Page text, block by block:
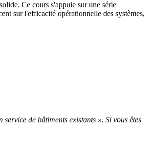
Ce cours s'appuie sur une série
sur l'efficacité opérationnelle des systèmes,
de bâtiments existants ». Si vous êtes